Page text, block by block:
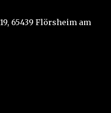
65439 Flörsheim am